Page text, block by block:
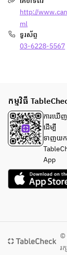
◆パス
タ 1皿
◆お肉
◆カフ
ェ
コーヒ
ー or
※内容
は毎日
す。
http://
ml
ទូរស័ព្ទ
03-6228-5567
កម្មវិធី
ការ​ឃើញ
ដើម្បី​
ទាញយក
App
©
រ